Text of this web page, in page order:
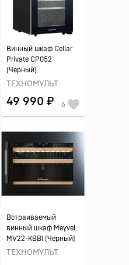
Винный шкаф Cellar
Private CP052
(Черный)
ТЕХНОМУЛЬТ
49 990 ₽ 6
Встраиваемый
винный шкаф Meyvel
MV22-KBB1 (Черный)
ТЕХНОМУЛЬТ